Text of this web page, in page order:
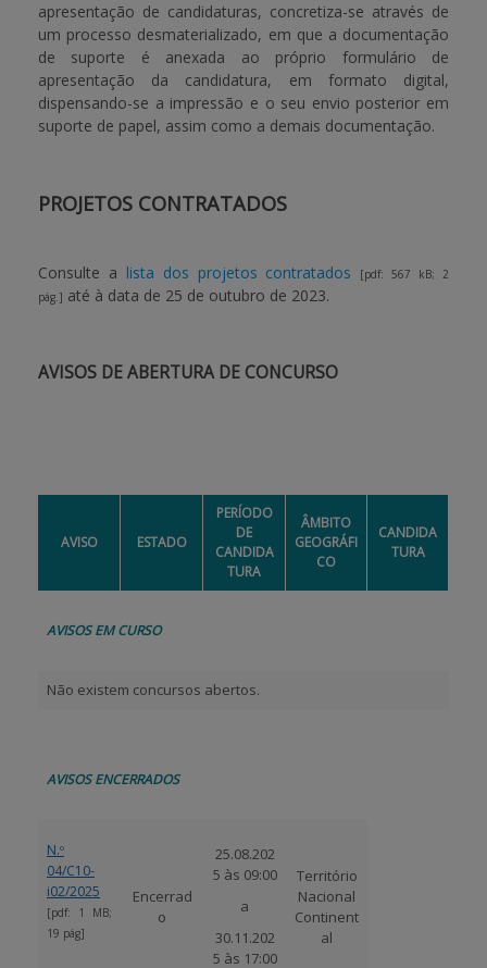
apresentação de candidaturas, concretiza-se através de
um processo desmaterializado, em que a documentação
de suporte é anexada ao próprio formulário de
apresentação da candidatura, em formato digital,
dispensando-se a impressão e o seu envio posterior em
suporte de papel, assim como a demais documentação.
PROJETOS CONTRATADOS
Consulte a lista dos projetos contratados
[pdf: 567 kB; 2
pág.] até à data de 25 de outubro de 2023.
AVISOS DE ABERTURA DE CONCURSO
AVISO ESTADO
PERÍODO
DE
CANDIDA
TURA
ÂMBITO
GEOGRÁFI
CO
CANDIDA
TURA
AVISOS EM CURSO
Não existem concursos abertos.
AVISOS ENCERRADOS
N.º
04/C10-
i02/2025
[pdf: 1 MB;
19 pág]
Encerrad
o
25.08.202
5 às 09:00
a
30.11.202
5 às 17:00
Território
Nacional
Continent
al